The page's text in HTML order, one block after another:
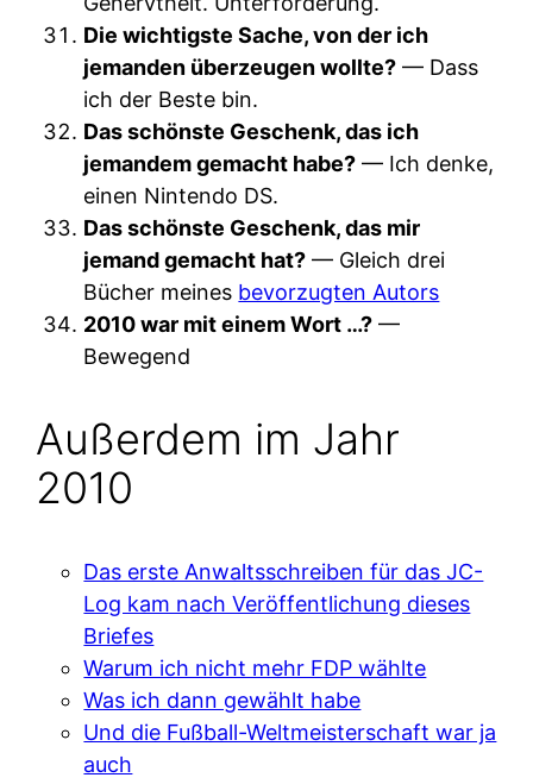
Die wichtigste Sache, von der ich
jemanden überzeugen wollte? — Dass
ich der Beste bin.
Das schönste Geschenk, das ich
jemandem gemacht habe? — Ich denke,
einen Nintendo DS.
Das schönste Geschenk, das mir
jemand gemacht hat? — Gleich drei
Bücher meines bevorzugten Autors
2010 war mit einem Wort …? —
Bewegend
Außerdem im Jahr
2010
Das erste Anwaltsschreiben für das JC-
Log kam nach Veröffentlichung dieses
Briefes
Warum ich nicht mehr FDP wählte
Was ich dann gewählt habe
Und die Fußball-Weltmeisterschaft war ja
auch